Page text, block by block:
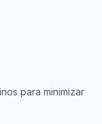
para minimizar